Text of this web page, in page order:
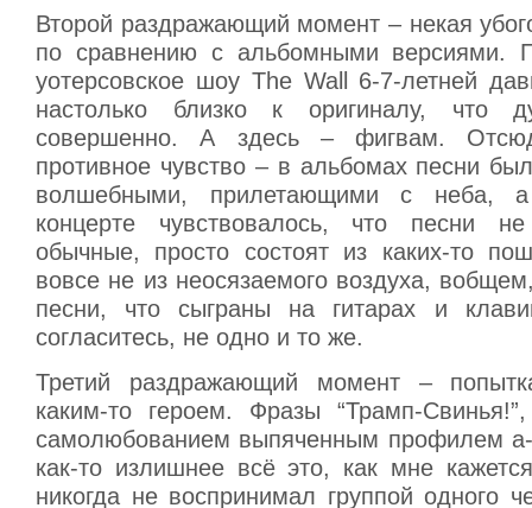
Второй раздражающий момент – некая
по сравнению с альбомными версиями.
уотерсовское шоу The Wall 6-7-летней
настолько близко к оригиналу, что
совершенно. А здесь – фигвам.
противное чувство – в альбомах песни
волшебными, прилетающими с неба,
концерте чувствовалось, что песни
обычные, просто состоят из каких-то
вовсе не из неосязаемого воздуха,
песни, что сыграны на гитарах и
согласитесь, не одно и то же.
Третий раздражающий момент –
каким-то героем. Фразы “Трамп-
самолюбованием выпяченным профилем
как-то излишнее всё это, как мне
никогда не воспринимал группой одного